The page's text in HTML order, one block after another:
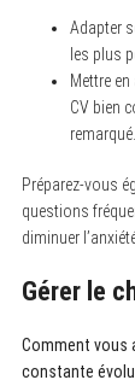
Adapter
les plus
Mettre
CV bien
remarqué.
Préparez-vous
questions
diminuer
Gérer le
Comment vous
constante